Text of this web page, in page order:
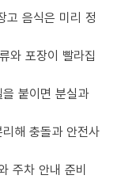
고 음식은 미리 정
와 포장이 빨라집
붙이면 분실과
해 충돌과 안전사
주차 안내 준비